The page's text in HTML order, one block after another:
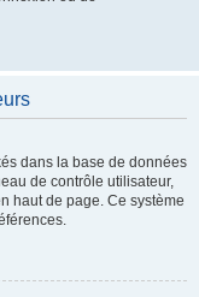
dans la base de données
de contrôle utilisateur,
haut de page. Ce système